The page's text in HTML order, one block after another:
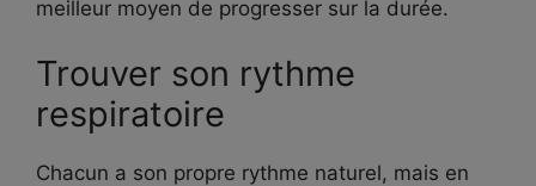
meilleur moyen de progresser sur la durée.
Trouver son rythme
respiratoire
Chacun a son propre rythme naturel, mais en